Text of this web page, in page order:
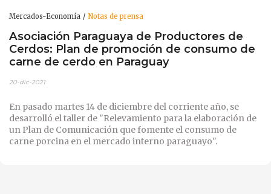
Mercados-Economía Notas de prensa
Asociación Paraguaya de Productores de
Cerdos: Plan de promoción de consumo de
carne de cerdo en Paraguay
20-dic-2021
En pasado martes 14 de diciembre del corriente año, se
desarrolló el taller de "Relevamiento para la elaboración de
un Plan de Comunicación que fomente el consumo de
carne porcina en el mercado interno paraguayo".